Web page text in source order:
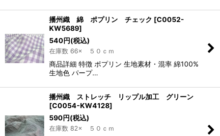
播州織 綿 ポプリン チェック [C0052-
KW5689]
540円(税込)
在庫数 66× ５０ｃｍ
商品詳細 特徴 ポプリン 生地素材・混率 綿100%
生地色 パープ…
播州織 ストレッチ リップル加工 グリーン
[C0054-KW4128]
590円(税込)
在庫数 82× ５０ｃｍ